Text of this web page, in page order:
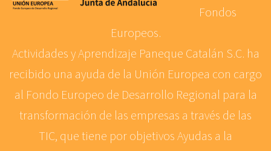
Fondos
Europeos.
Actividades y Aprendizaje Paneque Catalán S.C. ha
recibido una ayuda de la Unión Europea con cargo
al Fondo Europeo de Desarrollo Regional para la
transformación de las empresas a través de las
TIC, que tiene por objetivos Ayudas a la